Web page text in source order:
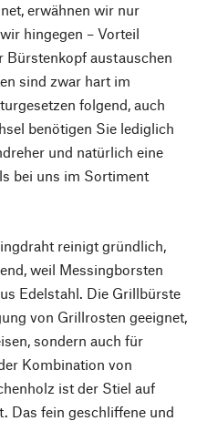
erwähnen wir nur
hingegen – Vorteil
Bürstenkopf austauschen
sind zwar hart im
folgend, auch
benötigen Sie lediglich
und natürlich eine
bei uns im Sortiment
reinigt gründlich,
weil Messingborsten
Edelstahl. Die Grillbürste
von Grillrosten geeignet,
sondern auch für
Kombination von
ist der Stiel auf
Das fein geschliffene und